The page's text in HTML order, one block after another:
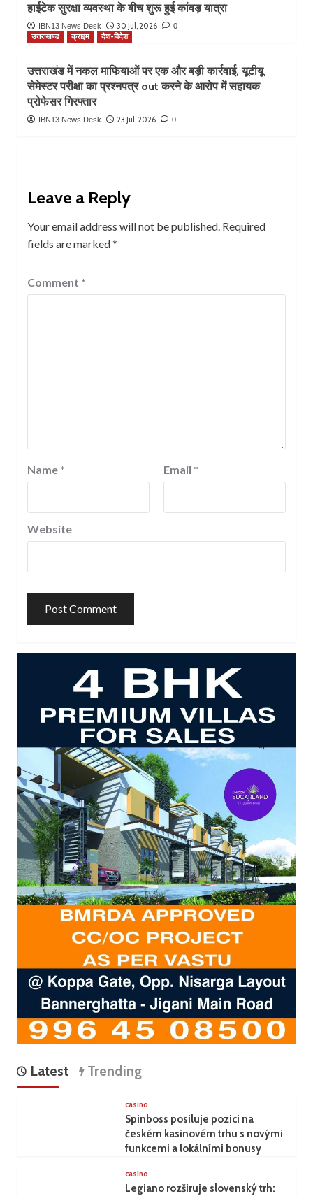
हाईटेक सुरक्षा व्यवस्था के बीच शुरू हुई कांवड़ यात्रा
IBN13 News Desk 30 Jul, 2026 0
उत्तराखण्ड क्राइम देश-विदेश
उत्तराखंड में नकल माफियाओं पर एक और बड़ी कार्रवाई, यूटीयू
सेमेस्टर परीक्षा का प्रश्नपत्र out करने के आरोप में सहायक
प्रोफेसर गिरफ्तार
IBN13 News Desk 23 Jul, 2026 0
Leave a Reply
Your email address will not be published. Required
fields are marked*
Comment *
Name * Email *
Website
Latest Trending
casino
Spinboss posiluje pozici na
českém kasinovém trhu s novými
funkcemi a lokálními bonusy
casino
Legiano rozširuje slovenský trh: